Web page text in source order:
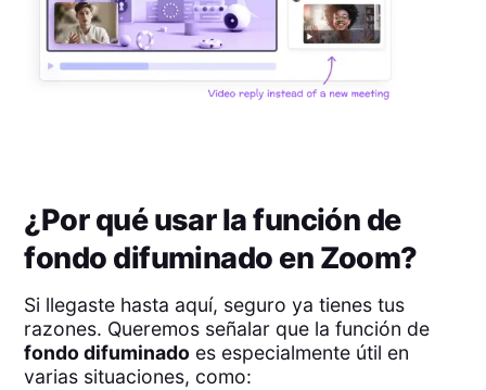
¿Por qué usar la función de
fondo difuminado en Zoom?
Si llegaste hasta aquí, seguro ya tienes tus
razones. Queremos señalar que la función de
fondo difuminado es especialmente útil en
varias situaciones, como: